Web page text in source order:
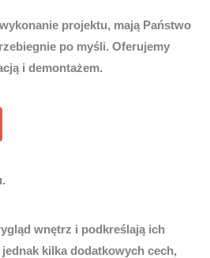
projektu, mają Państwo
po myśli. Oferujemy
i demontażem.
wnętrz i podkreślają ich
kilka dodatkowych cech,